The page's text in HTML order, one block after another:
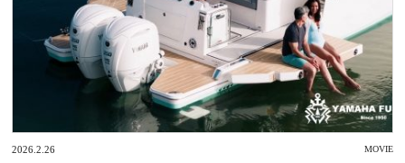
2026.2.26 MOVIE